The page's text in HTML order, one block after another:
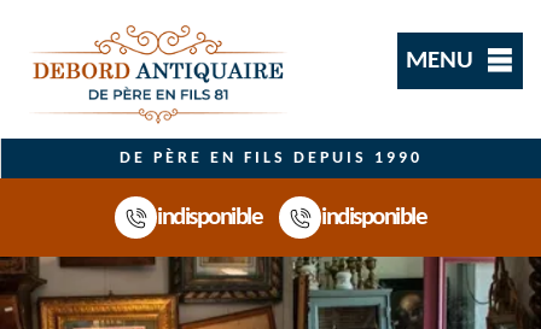
MENU
DE PÈRE EN FILS DEPUIS 1990
indisponible indisponible